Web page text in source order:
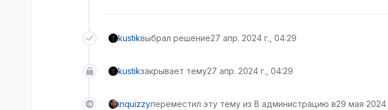
kustikвыбрал решение27 апр. 2024 г., 04:29
kustikзакрывает тему27 апр. 2024 г., 04:29
inquizzyпереместил эту тему из В администрацию в29 мая 2024